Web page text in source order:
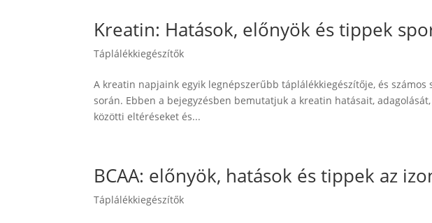
Kreatin: Hatások, előnyök és tippek
Táplálékkiegészítők
A kreatin napjaink egyik legnépszerűbb táplálékkiegészítője, és
során. Ebben a bejegyzésben bemutatjuk a kreatin hatásait,
közötti eltéréseket és...
BCAA: előnyök, hatások és tippek az
Táplálékkiegészítők